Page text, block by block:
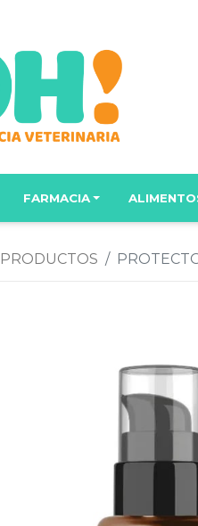
FARMACIA
PRODUCTOS